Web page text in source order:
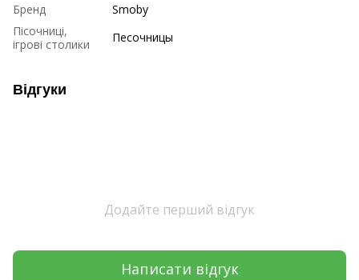
Бренд
Smoby
Пісочниці,
ігрові столики
Песочницы
Відгуки
Додайте перший відгук
Написати відгук